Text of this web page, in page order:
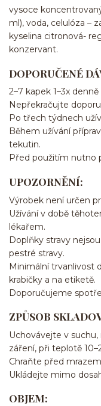
vysoce
ml), voda, celulóza –
kyselina citronová-
konzervant.
DOPORUČENÉ
2–7 kapek 1–3x
Nepřekračujte
Po třech týdnech
Během užívání
tekutin.
Před použitím nutno
UPOZORNĚNÍ:
Výrobek není určen
Užívání v době
lékařem.
Doplňky stravy
pestré stravy.
Minimální trvanlivost
krabičky a na etiketě.
Doporučujeme
ZPŮSOB
Uchovávejte v
záření, při teplotě
Chraňte před
Ukládejte mimo
OBJEM: